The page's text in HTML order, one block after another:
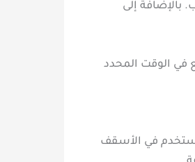
بالإضافة إلى
في الوقت المحدد
في الأسقف